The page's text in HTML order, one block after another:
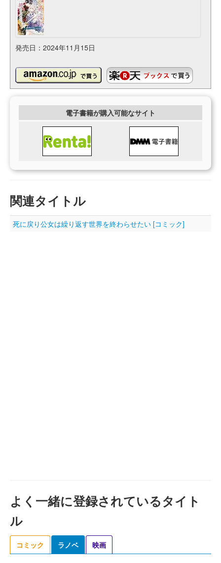
発売日：2024年11月15日
電子書籍が購入可能なサイト
関連タイトル
死に戻り公女は繰り返す世界を終わらせたい [コミック]
よく一緒に登録されているタイト
ル
コミック ラノベ 映画